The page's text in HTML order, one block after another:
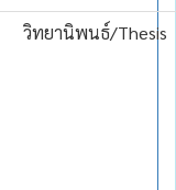
วิทยานิพนธ์/Thesis